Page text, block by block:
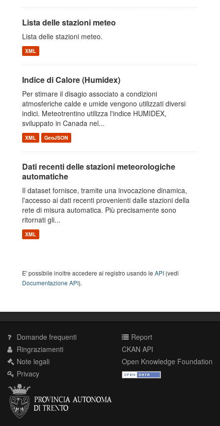
Lista delle stazioni meteo
Lista delle stazioni meteo.
XML
Indice di Calore (Humidex)
Per stimare il disagio associato a condizioni
atmosferiche calde e umide vengono utilizzati diversi
indici. Meteotrentino utilizza l'indice HUMIDEX,
sviluppato in Canada nel...
XML GeoJSON
Dati recenti delle stazioni meteorologiche
automatiche
Il dataset fornisce, tramite una invocazione dinamica,
l'accesso ai dati recenti provenienti dalle stazioni della
rete di misura automatica. Più precisamente sono
ritornati gli...
XML
E' possibile inoltre accedere al registro usando le API (vedi
Documentazione API).
Domande frequenti
Ringraziamenti
Note legali
Privacy
Report
CKAN API
Open Knowledge Foundation